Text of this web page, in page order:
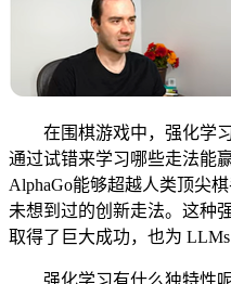
在围棋游戏中，强化学习
通过试错来学习哪些走法能
AlphaGo能够超越人类顶尖
未想到过的创新走法。这种
取得了巨大成功，也为 LLMs
强化学习有什么独特性呢